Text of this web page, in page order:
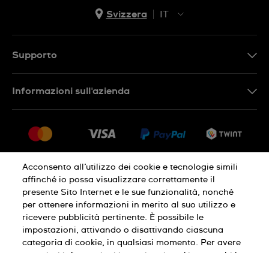
Svizzera
IT
IT
Supporto
Restituzione
Condizioni di vendita
Diritto di recesso
Informazioni sull'azienda
Carriera
Informativa sulla privacy Cookies
Acconsento all’utilizzo dei cookie e tecnologie simili
affinché io possa visualizzare correttamente il
presente Sito Internet e le sue funzionalità, nonché
per ottenere informazioni in merito al suo utilizzo e
ricevere pubblicità pertinente. È possibile le
impostazioni, attivando o disattivando ciascuna
categoria di cookie, in qualsiasi momento. Per avere